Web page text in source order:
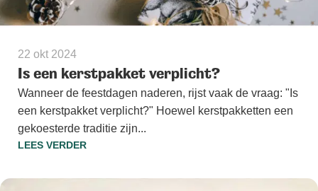
22 okt 2024
Is een kerstpakket verplicht?
Wanneer de feestdagen naderen, rijst vaak de vraag: "Is
een kerstpakket verplicht?" Hoewel kerstpakketten een
gekoesterde traditie zijn...
LEES VERDER